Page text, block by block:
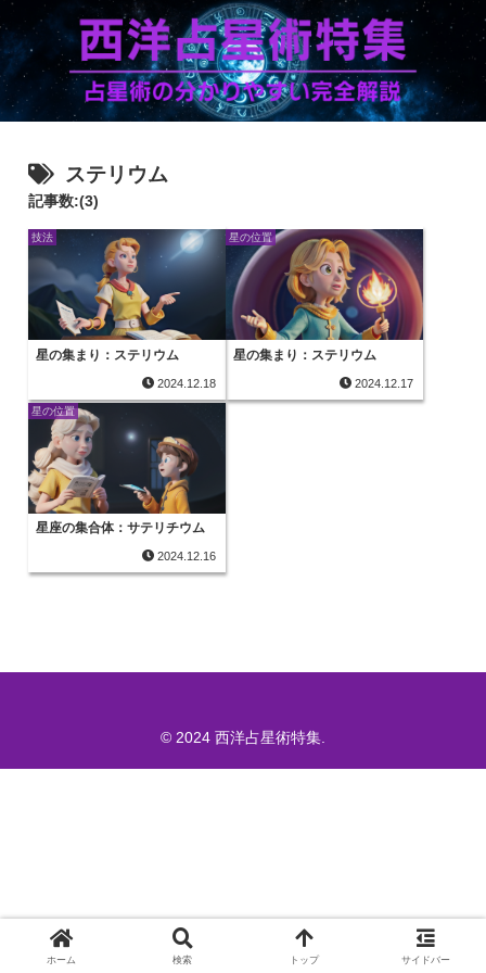
ステリウム
記事数:(3)
技法
星の集まり：ステリウム
2024.12.18
星の位置
星の集まり：ステリウム
2024.12.17
星の位置
星座の集合体：サテリチウム
2024.12.16
© 2024 西洋占星術特集.
ホーム 検索 トップ サイドバー